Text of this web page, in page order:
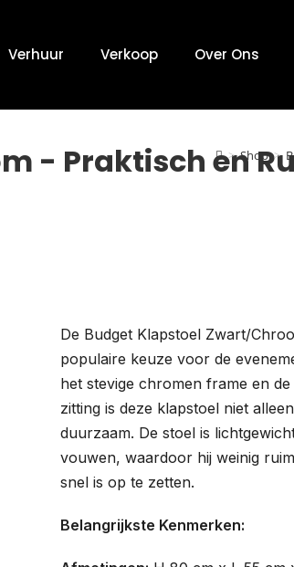
Verhuur Verkoop Over Ons
- Praktisch en
> Shop >
De Budget Klapstoel Zwart/
populaire keuze voor de
het stevige chromen frame en
zitting is deze klapstoel niet
duurzaam. De stoel is
vouwen, waardoor hij weinig
snel is op te zetten.
Belangrijkste Kenmerken: